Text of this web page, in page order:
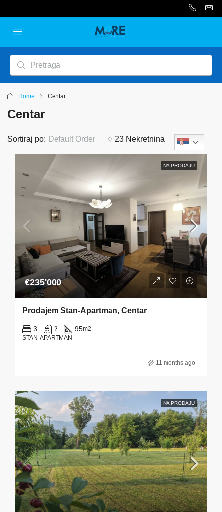
Home Centar
Centar
23 Nekretnina
Sortiraj po: Default Order
NA PRODAJU
€235'000
Prodajem Stan-Apartman, Centar
3 2 95m2
STAN-APARTMAN
11 months ago
NA PRODAJU
Serbian